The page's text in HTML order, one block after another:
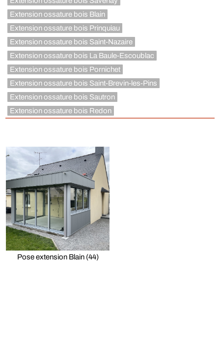
Extension ossature bois Blain
Extension ossature bois Prinquiau
Extension ossature bois Saint-Nazaire
Extension ossature bois La Baule-Escoublac
Extension ossature bois Pornichet
Extension ossature bois Saint-Brevin-les-Pins
Extension ossature bois Sautron
Extension ossature bois Redon
Pose extension Blain (44)